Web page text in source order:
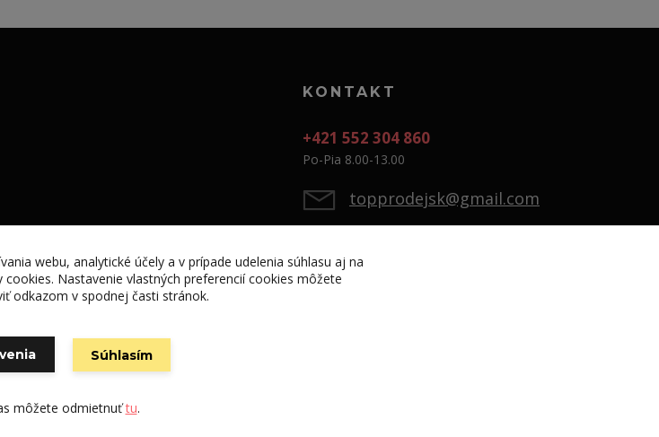
KONTAKT
+421 552 304 860
Po-Pia 8.00-13.00
topprodejsk@gmail.com
na
webu, analytické účely a v prípade udelenia súhlasu aj na
Nastavenie vlastných preferencií cookies môžete
odkazom v spodnej časti stránok.
Súhlasím
môžete odmietnuťtu.